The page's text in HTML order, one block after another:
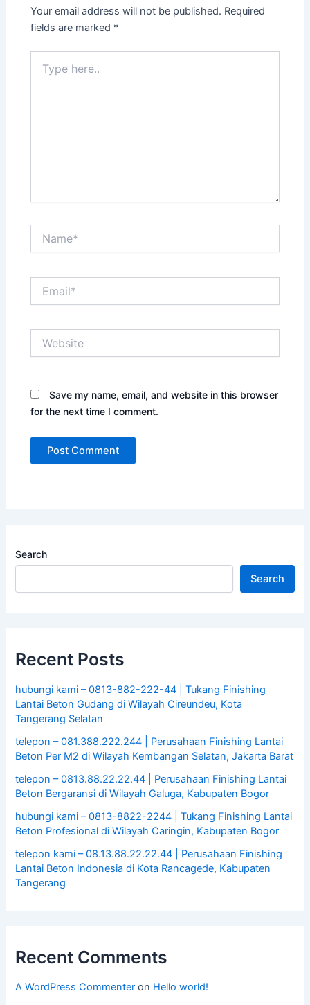
Your email address will not be published. Required
fields are marked *
here..
Save my name, email, and website in this browser
for the next time I comment.
Search
Search
Recent Posts
hubungi kami – 0813-882-222-44 | Tukang Finishing
Lantai Beton Gudang di Wilayah Cireundeu, Kota
Tangerang Selatan
telepon – 081.388.222.244 | Perusahaan Finishing Lantai
Beton Per M2 di Wilayah Kembangan Selatan, Jakarta Barat
telepon – 0813.88.22.22.44 | Perusahaan Finishing Lantai
Beton Bergaransi di Wilayah Galuga, Kabupaten Bogor
hubungi kami – 0813-8822-2244 | Tukang Finishing Lantai
Beton Profesional di Wilayah Caringin, Kabupaten Bogor
telepon kami – 08.13.88.22.22.44 | Perusahaan Finishing
Lantai Beton Indonesia di Kota Rancagede, Kabupaten
Tangerang
Recent Comments
A WordPress Commenter on Hello world!